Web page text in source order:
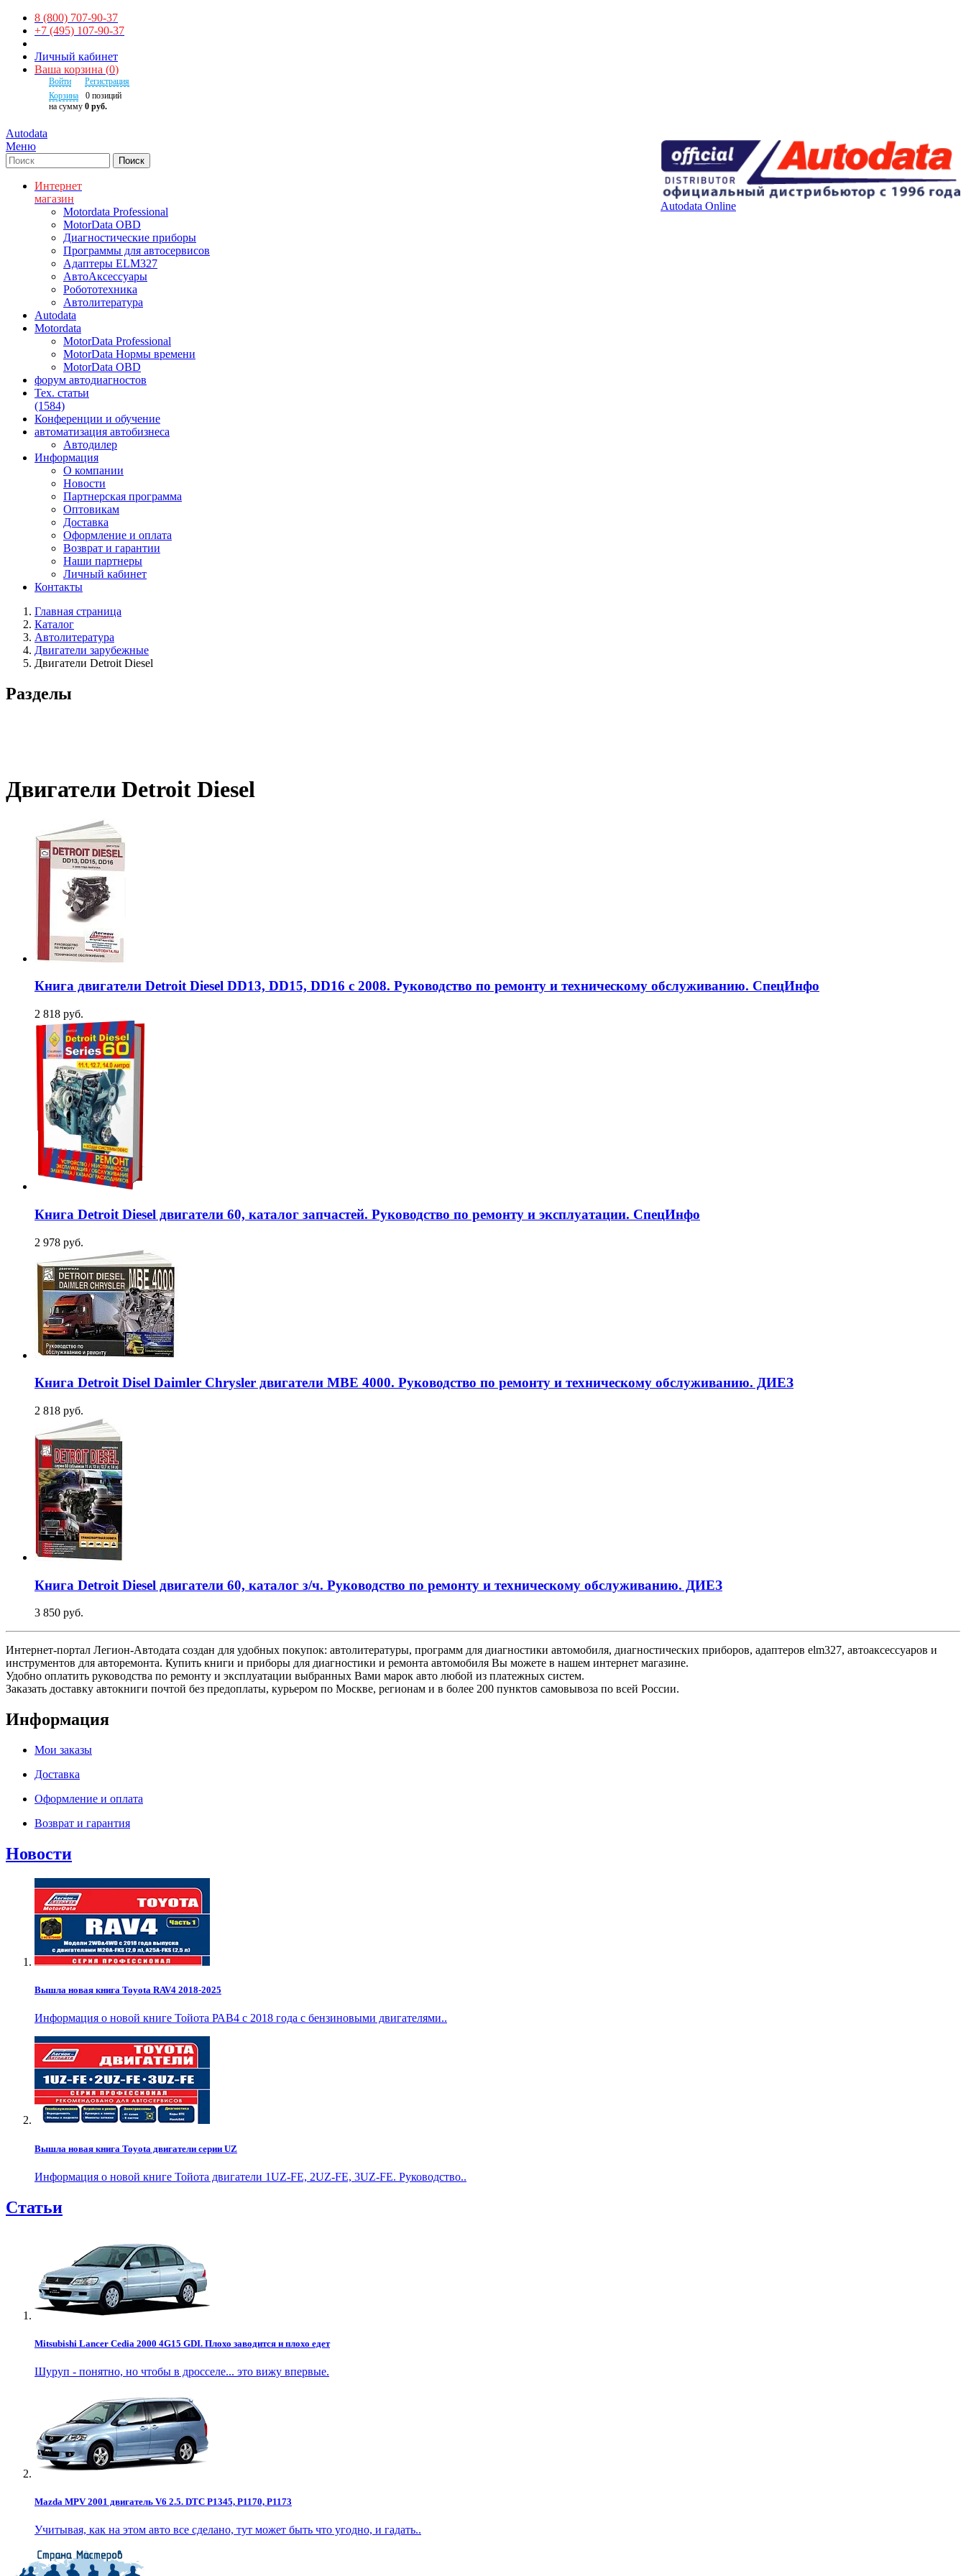
8 (800) 707-90-37
+7 (495) 107-90-37
Личный кабинет
Ваша корзина (0)
Войти
Регистрация
Корзина
0 позиций
на сумму 0 руб.
Autodata
Autodata Online
Меню
Поиск
Интернет
магазин
Motordata Professional
MotorData OBD
Диагностические приборы
Программы для автосервисов
Адаптеры ELM327
АвтоАксессуары
Робототехника
Автолитература
Autodata
Motordata
MotorData Professional
MotorData Нормы времени
MotorData OBD
форум автодиагностов
Тех. статьи
(1584)
Конференции и обучение
автоматизация автобизнеса
Автодилер
Информация
О компании
Новости
Партнерская программа
Оптовикам
Доставка
Оформление и оплата
Возврат и гарантии
Наши партнеры
Личный кабинет
Контакты
Главная страница
Каталог
Автолитература
Двигатели зарубежные
Двигатели Detroit Diesel
Разделы
Двигатели Detroit Diesel
Книга двигатели Detroit Diesel DD13, DD15, DD16 с 2008. Руководство по ремонту и техническому обслуживанию. СпецИнфо
2 818 руб.
Книга Detroit Diesel двигатели 60, каталог запчастей. Руководство по ремонту и эксплуатации. СпецИнфо
2 978 руб.
Книга Detroit Disel Daimler Chrysler двигатели МВЕ 4000. Руководство по ремонту и техническому обслуживанию. ДИЕЗ
2 818 руб.
Книга Detroit Diesel двигатели 60, каталог з/ч. Руководство по ремонту и техническому обслуживанию. ДИЕЗ
3 850 руб.
Интернет-портал Легион-Автодата создан для удобных покупок: автолитературы, программ для диагностики автомобиля, диагностических приборов, адаптеров elm327, автоаксессуаров и
инструментов для авторемонта. Купить книги и приборы для диагностики и ремонта автомобиля Вы можете в нашем интернет магазине.
Удобно оплатить руководства по ремонту и эксплуатации выбранных Вами марок авто любой из платежных систем.
Заказать доставку автокниги почтой без предоплаты, курьером по Москве, регионам и в более 200 пунктов самовывоза по всей России.
Информация
Мои заказы
Доставка
Оформление и оплата
Возврат и гарантия
Новости
Вышла новая книга Toyota RAV4 2018-2025
Информация о новой книге Тойота РАВ4 с 2018 года с бензиновыми двигателями..
Вышла новая книга Toyota двигатели серии UZ
Информация о новой книге Тойота двигатели 1UZ-FE, 2UZ-FE, 3UZ-FE. Руководство..
Статьи
Mitsubishi Lancer Cedia 2000 4G15 GDI. Плохо заводится и плохо едет
Шуруп - понятно, но чтобы в дросселе... это вижу впервые.
Mazda MPV 2001 двигатель V6 2.5. DTC P1345, P1170, P1173
Учитывая, как на этом авто все сделано, тут может быть что угодно, и гадать..